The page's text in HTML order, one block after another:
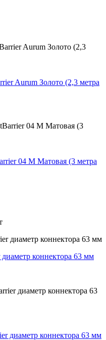
Aurum Золото (2,3 метра
04 M Матовая (3 метра
коннектора 63 мм
диаметр коннектора 63 мм